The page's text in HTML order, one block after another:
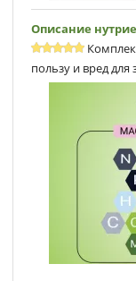
Описание
пользу и вред